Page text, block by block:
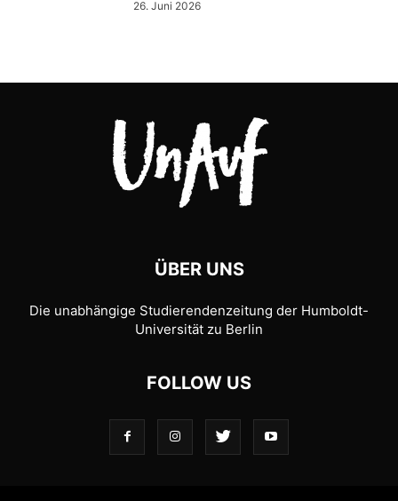
26. Juni 2026
ÜBER UNS
Die unabhängige Studierendenzeitung der Humboldt-
Universität zu Berlin
FOLLOW US